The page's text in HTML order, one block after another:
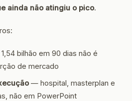
ainda não atingiu o pico.
bilhão em 90 dias não é
de mercado
— hospital, masterplan e
não em PowerPoint